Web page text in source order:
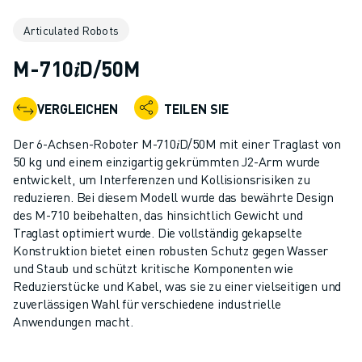
ROBOTERPALETTE
ROBOTER-ZUBEHÖR
ROBOTER-SOFTWARE
SIMULATIONSSOFTWARE
ROBOTIK-PRODUKTE FÜR DEN BILDUNGSBEREICH
ROBOTER-AUTOMATISIERUNG
KOMPAKTE CNC-BEARBEITUNGSZENTREN
ROBODRILL-FILTER
ROBODRILL KOMPAKTE CNC-BEARBEITUNGSZENTREN
ROBODRILL HARDWARE
ROBODRILL SOFTWARE
ROBODRILL VORBEUGENDE WARTUNG
ROBODRILL NACHHALTIGKEIT
ROBODRILL ROBOTER-PAKET
Articulated Robots
M-710𝑖D/50M
VERGLEICHEN TEILEN SIE
Der 6-Achsen-Roboter M-710𝑖D/50M mit einer Traglast von
50 kg und einem einzigartig gekrümmten J2-Arm wurde
entwickelt, um Interferenzen und Kollisionsrisiken zu
reduzieren. Bei diesem Modell wurde das bewährte Design
des M-710 beibehalten, das hinsichtlich Gewicht und
Traglast optimiert wurde. Die vollständig gekapselte
Konstruktion bietet einen robusten Schutz gegen Wasser
und Staub und schützt kritische Komponenten wie
Reduzierstücke und Kabel, was sie zu einer vielseitigen und
zuverlässigen Wahl für verschiedene industrielle
Anwendungen macht.